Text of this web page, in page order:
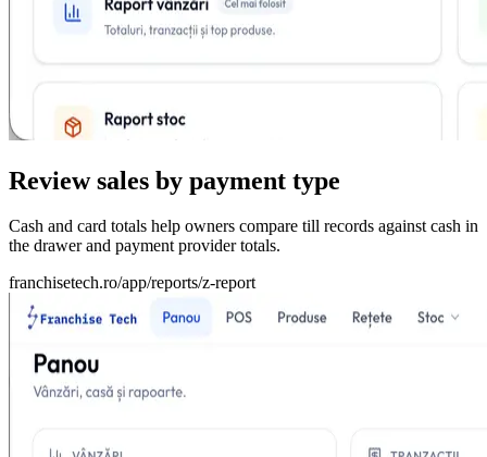
Review sales by payment type
Cash and card totals help owners compare till records against cash in
the drawer and payment provider totals.
franchisetech.ro/app/reports/z-report